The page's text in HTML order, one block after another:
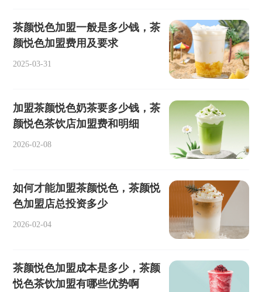
茶颜悦色加盟一般是多少钱，茶
颜悦色加盟费用及要求
2025-03-31
加盟茶颜悦色奶茶要多少钱，茶
颜悦色茶饮店加盟费和明细
2026-02-08
如何才能加盟茶颜悦色，茶颜悦
色加盟店总投资多少
2026-02-04
茶颜悦色加盟成本是多少，茶颜
悦色茶饮加盟有哪些优势啊